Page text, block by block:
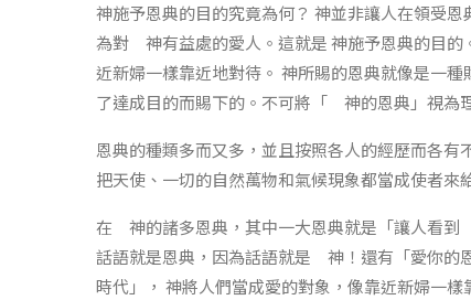
神施予恩典的目的究竟為何？ 神並非讓人在領受
為對 神有益處的愛人。這就是 神施予恩典的目
近新婦一樣靠近地對待。 神所賜的恩典就像是一
了達成目的而賜下的。不可將「 神的恩典」視為
恩典的種類多而又多，並且按照各人的經歷而各
把天使、一切的自然萬物和氣候現象都當成使者來
在 神的諸多恩典，其中一大恩典就是「讓人看
話語就是恩典，因為話語就是 神！還有「愛你的
時代」， 神將人們當成愛的對象，像靠近新婦一